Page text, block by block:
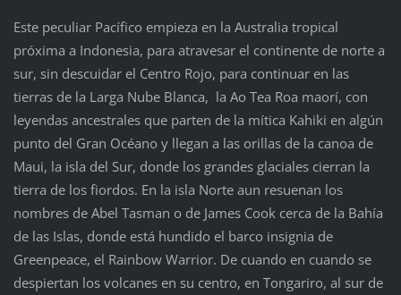
Este peculiar Pacífico empieza en la Australia tropical
próxima a Indonesia, para atravesar el continente de norte a
sur, sin descuidar el Centro Rojo, para continuar en las
tierras de la Larga Nube Blanca, la Ao Tea Roa maorí, con
leyendas ancestrales que parten de la mítica Kahiki en algún
punto del Gran Océano y llegan a las orillas de la canoa de
Maui, la isla del Sur, donde los grandes glaciales cierran la
tierra de los fiordos. En la isla Norte aun resuenan los
nombres de Abel Tasman o de James Cook cerca de la Bahía
de las Islas, donde está hundido el barco insignia de
Greenpeace, el Rainbow Warrior. De cuando en cuando se
despiertan los volcanes en su centro, en Tongariro, al sur de